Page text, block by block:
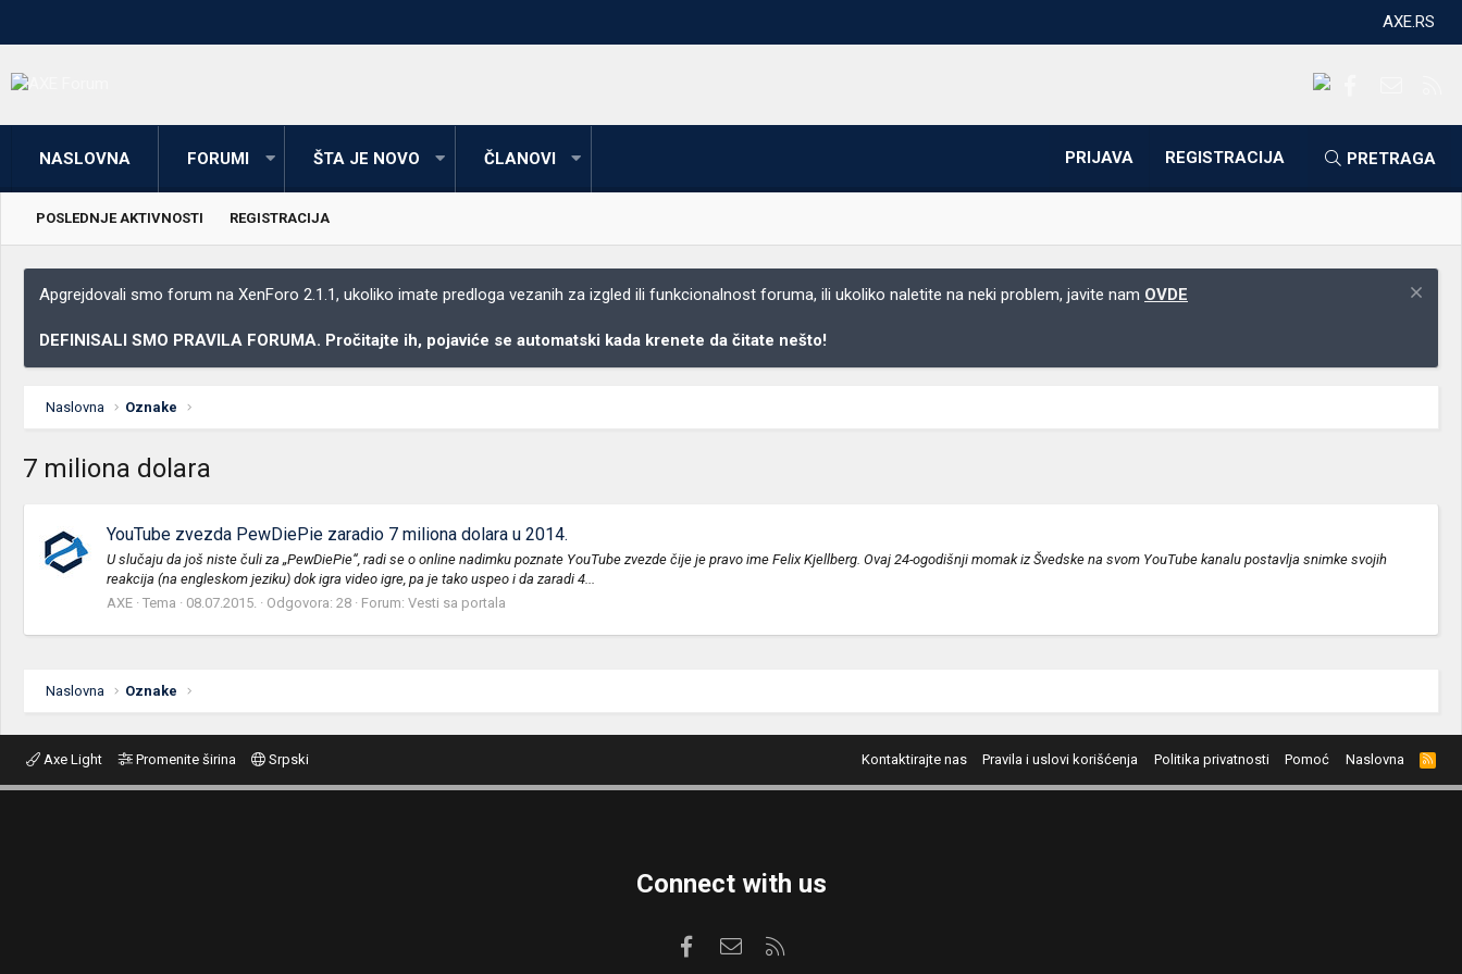
AXE.RS
NASLOVNA FORUMI ŠTA JE NOVO ČLANOVI PRIJAVA REGISTRACIJA PRETRAGA
POSLEDNJE AKTIVNOSTI REGISTRACIJA
Apgrejdovali smo forum na XenForo 2.1.1, ukoliko imate predloga vezanih za izgled ili funkcionalnost foruma, ili ukoliko naletite na neki problem, javite nam OVDE
DEFINISALI SMO PRAVILA FORUMA. Pročitajte ih, pojaviće se automatski kada krenete da čitate nešto!
Naslovna Oznake
7 miliona dolara
YouTube zvezda PewDiePie zaradio 7 miliona dolara u 2014.
U slučaju da još niste čuli za „PewDiePie“, radi se o online nadimku poznate YouTube zvezde čije je pravo ime Felix Kjellberg. Ovaj 24-ogodišnji momak iz Švedske na svom YouTube kanalu postavlja snimke svojih
reakcija (na engleskom jeziku) dok igra video igre, pa je tako uspeo i da zaradi 4...
AXE Tema 08.07.2015. Odgovora: 28 Forum: Vesti sa portala
Naslovna Oznake
Axe Light Promenite širina Srpski Kontaktirajte nas Pravila i uslovi korišćenja Politika privatnosti Pomoć Naslovna
R
S
S
Connect with us
FacebookKontaktirajte nas